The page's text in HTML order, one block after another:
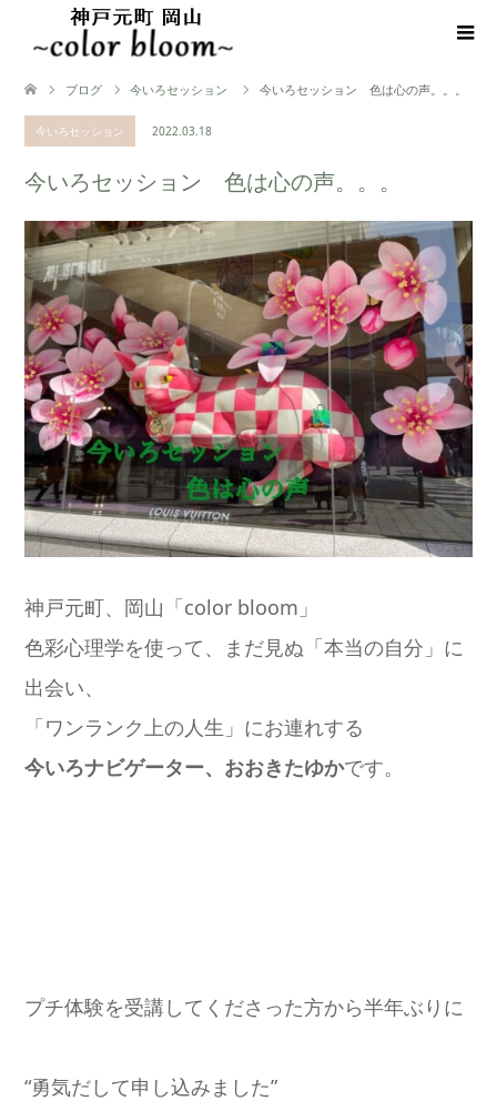
ブログ 今いろセッション 今いろセッション 色は心の声。。。
今いろセッション 2022.03.18
今いろセッション 色は心の声。。。
神戸元町、岡山「color bloom」
色彩心理学を使って、まだ見ぬ「本当の自分」に
出会い、
「ワンランク上の人生」にお連れする
今いろナビゲーター、おおきたゆかです。
プチ体験を受講してくださった方から半年ぶりに
“勇気だして申し込みました”